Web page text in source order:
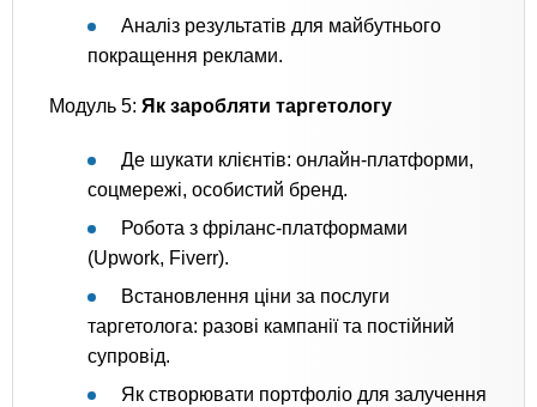
Аналіз результатів для майбутнього
покращення реклами.
Модуль 5: Як заробляти таргетологу
Де шукати клієнтів: онлайн-платформи,
соцмережі, особистий бренд.
Робота з фріланс-платформами
(Upwork, Fiverr).
Встановлення ціни за послуги
таргетолога: разові кампанії та постійний
супровід.
Як створювати портфоліо для залучення